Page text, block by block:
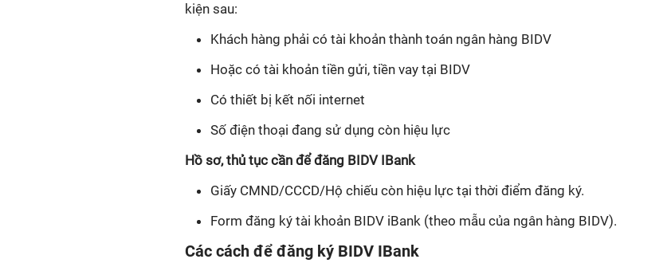
kiện sau:
Khách hàng phải có tài khoản thành toán ngân hàng BIDV
Hoặc có tài khoản tiền gửi, tiền vay tại BIDV
Có thiết bị kết nối internet
Số điện thoại đang sử dụng còn hiệu lực
Hồ sơ, thủ tục cần để đăng BIDV IBank
Giấy CMND/CCCD/Hộ chiếu còn hiệu lực tại thời điểm đăng ký.
Form đăng ký tài khoản BIDV iBank (theo mẫu của ngân hàng BIDV).
Các cách để đăng ký BIDV IBank